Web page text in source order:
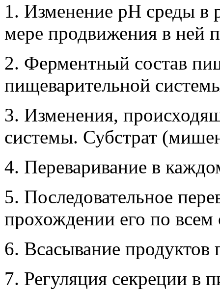
1. Изменение рН среды в
мере продвижения в ней
2. Ферментный состав
пищеварительной
3. Изменения,
системы. Субстрат
4. Переваривание в
5. Последовательное
прохождении его по
6. Всасывание продуктов
7. Регуляция секреции в